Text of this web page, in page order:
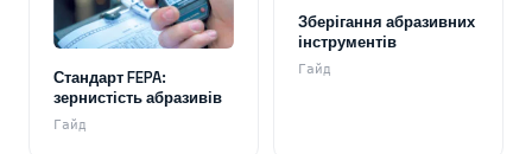
Стандарт FEPA:
зернистість абразивів
Гайд
Зберігання абразивних
інструментів
Гайд